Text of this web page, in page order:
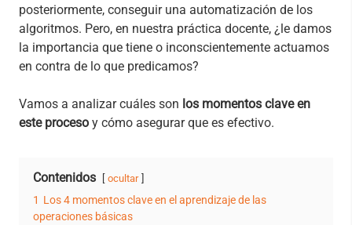
posteriormente, conseguir una automatización de los
algoritmos. Pero, en nuestra práctica docente, ¿le damos
la importancia que tiene o inconscientemente actuamos
en contra de lo que predicamos?
Vamos a analizar cuáles son los momentos clave en
este proceso y cómo asegurar que es efectivo.
Contenidos ocultar
1 Los 4 momentos clave en el aprendizaje de las
operaciones básicas